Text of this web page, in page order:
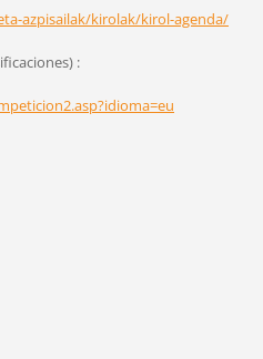
azpisailak/kirolak/kirol-agenda/
: